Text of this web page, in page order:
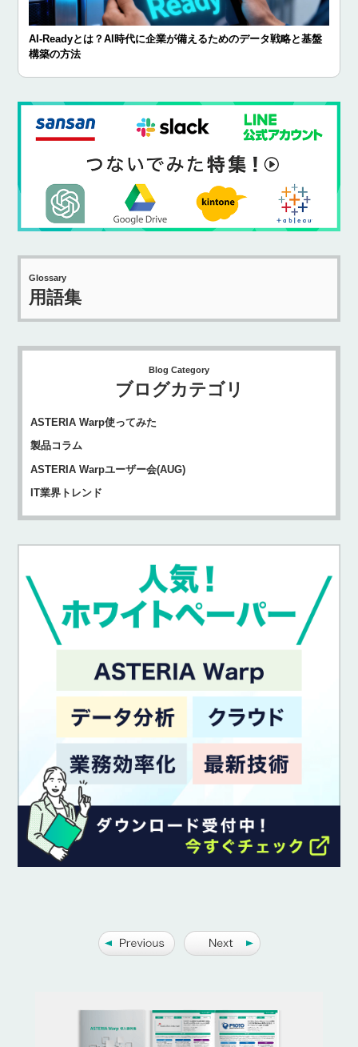
AI-Readyとは？AI時代に企業が備えるためのデータ戦略と基盤
構築の方法
Glossary
用語集
Blog Category
ブログカテゴリ
ASTERIA Warp使ってみた
製品コラム
ASTERIA Warpユーザー会(AUG)
IT業界トレンド